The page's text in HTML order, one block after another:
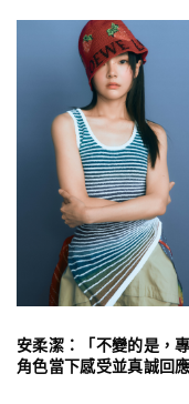
安柔潔：「不變的是，
角色當下感受並真誠回應